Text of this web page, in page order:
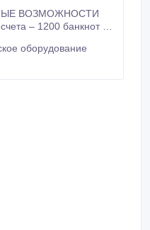
ВОЗМОЖНОСТИ
– 1200 банкнот в
Режим
пользователем
оборудование